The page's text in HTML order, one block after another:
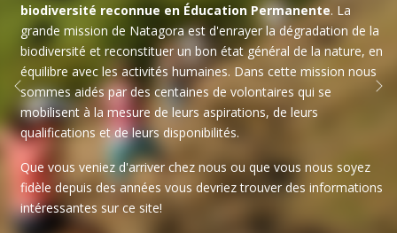
biodiversité reconnue en Éducation Permanente. La
grande mission de Natagora est d'enrayer la dégradation de la
biodiversité et reconstituer un bon état général de la nature, en
équilibre avec les activités humaines. Dans cette mission nous
sommes aidés par des centaines de volontaires qui se
mobilisent à la mesure de leurs aspirations, de leurs
qualifications et de leurs disponibilités.
Que vous veniez d'arriver chez nous ou que vous nous soyez
fidèle depuis des années vous devriez trouver des informations
intéressantes sur ce site!
Previous